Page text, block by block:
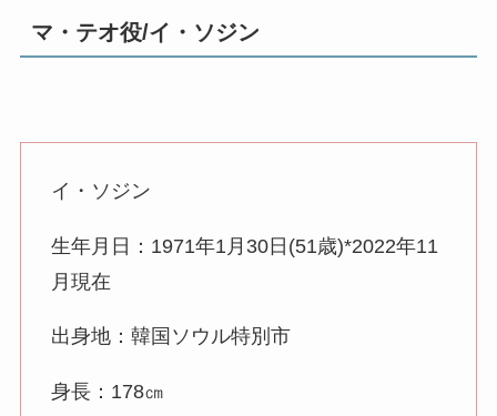
マ・テオ役/イ・ソジン
イ・ソジン
生年月日：1971年1月30日(51歳)*2022年11
月現在
出身地：韓国ソウル特別市
身長：178㎝